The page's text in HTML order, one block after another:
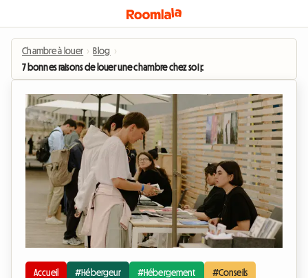
Chambre à louer › Blog ›
7 bonnes raisons de louer une chambre chez soi pendant le Festival du Livre
Accueil #Hébergeur #Hébergement #Conseils